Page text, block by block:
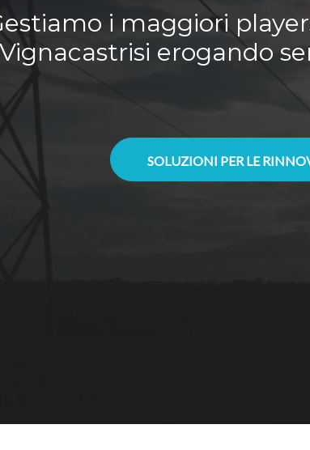
i maggiori
Vignacastrisi erogando
SOLUZIONI PER LE